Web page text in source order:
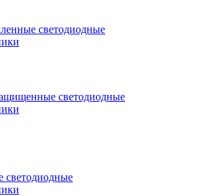
светодиодные
светодиодные